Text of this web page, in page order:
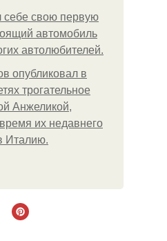
себе свою первую
автомобиль
автолюбителей.
опубликовал в
трогательное
Анжеликой,
их недавнего
Италию.